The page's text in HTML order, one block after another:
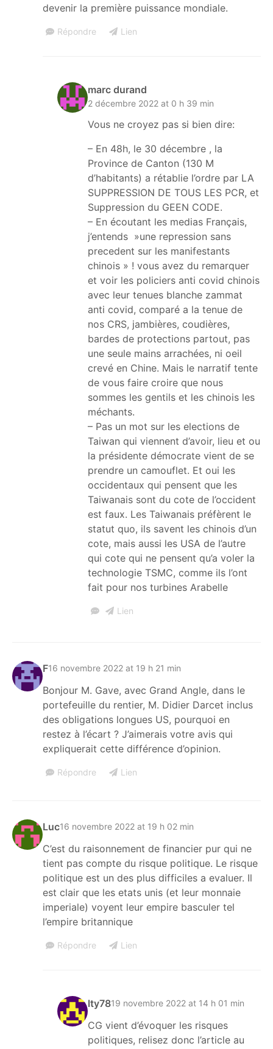
devenir la première puissance mondiale.
Répondre Lien
marc durand
2 décembre 2022 at 0 h 39 min
Vous ne croyez pas si bien dire:
– En 48h, le 30 décembre , la
Province de Canton (130 M
d’habitants) a rétablie l’ordre par LA
SUPPRESSION DE TOUS LES PCR, et
Suppression du GEEN CODE.
– En écoutant les medias Français,
j’entends »une repression sans
precedent sur les manifestants
chinois » ! vous avez du remarquer
et voir les policiers anti covid chinois
avec leur tenues blanche zammat
anti covid, comparé a la tenue de
nos CRS, jambières, coudières,
bardes de protections partout, pas
une seule mains arrachées, ni oeil
crevé en Chine. Mais le narratif tente
de vous faire croire que nous
sommes les gentils et les chinois les
méchants.
– Pas un mot sur les elections de
Taiwan qui viennent d’avoir, lieu et ou
la présidente démocrate vient de se
prendre un camouflet. Et oui les
occidentaux qui pensent que les
Taiwanais sont du cote de l’occident
est faux. Les Taiwanais préfèrent le
statut quo, ils savent les chinois d’un
cote, mais aussi les USA de l’autre
qui cote qui ne pensent qu’a voler la
technologie TSMC, comme ils l’ont
fait pour nos turbines Arabelle
Lien
F16 novembre 2022 at 19 h 21 min
Bonjour M. Gave, avec Grand Angle, dans le
portefeuille du rentier, M. Didier Darcet inclus
des obligations longues US, pourquoi en
restez à l’écart ? J’aimerais votre avis qui
expliquerait cette différence d’opinion.
Répondre Lien
Luc16 novembre 2022 at 19 h 02 min
C’est du raisonnement de financier pur qui ne
tient pas compte du risque politique. Le risque
politique est un des plus difficiles a evaluer. Il
est clair que les etats unis (et leur monnaie
imperiale) voyent leur empire basculer tel
l’empire britannique
Répondre Lien
lty7819 novembre 2022 at 14 h 01 min
CG vient d’évoquer les risques
politiques, relisez donc l’article au